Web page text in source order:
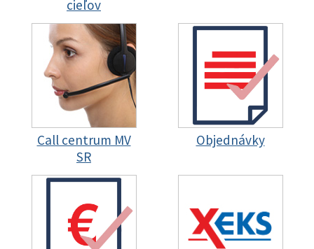
cieľov
Call centrum MV
SR
Objednávky